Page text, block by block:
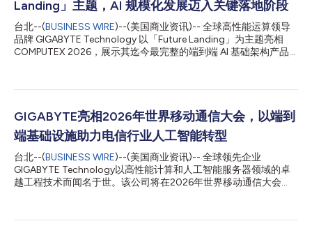
Landing」主题，AI 规模化发展迈入关键落地阶段
台北--(BUSINESS WIRE)--(美国商业资讯)-- 全球高性能运算领导
品牌 GIGABYTE Technology 以「Future Landing」为主题亮相
COMPUTEX 2026，展示其迄今最完整的端到端 AI 基础架构产品
与可靠性，实现 AI 的规模化部署、稳定营运与长期持续发展”。 在
的三大核心阶段规划展示内容： Ready：完成整合建置、模拟验证
及部署准备的一体化系统。 Deployable：针对多元应用环境打
造、可快速导入实施的模块化集群架构。 Happening：已在真实
世界环境中投入运行、持续创造价值并支撑业务运作的 AI 系统。
「AI Ready」基础架构时代全面来临 当前，AI 工作负载已从集中式
训练集群，延伸至分布式推理部署，以及需要设备依据实时数据即
时决策与响应的实体应用场景。在这一发展进程中，产业对于基础
GIGABYTE亮相2026年世界移动通信大会，以端到
端基础设施助力电信行业人工智能转型
台北--(BUSINESS WIRE)--(美国商业资讯)-- 全球领先企业
GIGABYTE Technology以高性能计算和人工智能服务器领域的卓
越工程技术而闻名于世。该公司将在2026年世界移动通信大会
字平台转型，GIGABYTE的端到端产品解决方案助力运营商将海量